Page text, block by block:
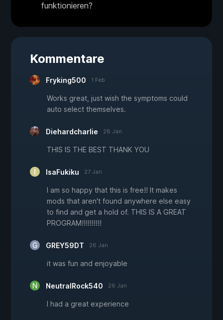
funktionieren?
Kommentare
Fryking500 1 Feb
Works great, just wish the symptoms could
auto select themselves.
Diehardcharlie 28 Jan
THIS IS THE BEST THANK YOU
IsaFukiku 27 Jan
I am so happy that this is free!! It makes
mods that aren't found anywhere else easy
to find and get a hold of. THIS IS A GREAT
PROGRAM!!!!!!!!!!
GREY59DT 26 Jan
it was fun and enjoyable
NeutralRock540 26 Jan
I had a great experience